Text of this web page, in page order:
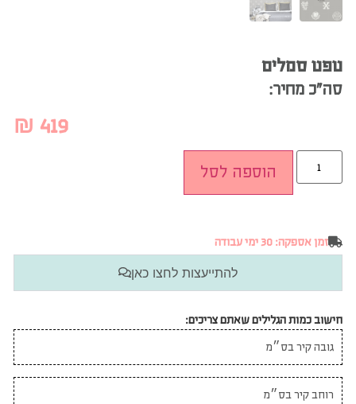
טפט סמלים
סה”כ מחיר:
₪ 419
הוספה לסל
זמן אספקה: 30 ימי עבודה
להתייעצות לחצו כאן
חישוב כמות הגלילים שאתם צריכים: